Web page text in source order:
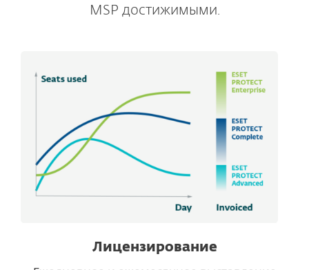
MSP достижимыми.
Лицензирование